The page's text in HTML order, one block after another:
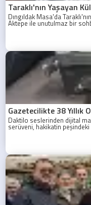
Taraklı'nın Yaşayan
Dıngıldak Masa'da
Aktepe ile unutulmaz bir
Gazetecilikte 38 Yıllık
Daktilo seslerinden dijital
serüveni, hakikatin